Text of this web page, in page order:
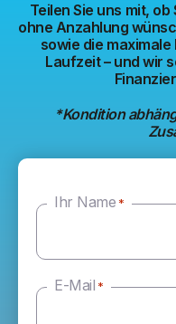
Teilen Sie uns mit,
ohne Anzahlung
sowie die
Laufzeit – und wir
*Kondition
Ihr Name *
E-Mail *